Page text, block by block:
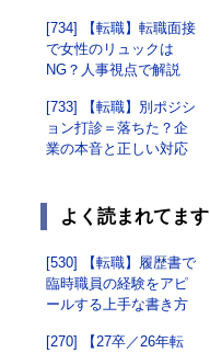
[734] 【転職】転職面接
で女性のリュックは
NG？人事視点で解説
[733] 【転職】別ポジシ
ョン打診＝落ちた？企
業の本音と正しい対応
よく読まれてます
[530] 【転職】履歴書で
臨時職員の経験をアピ
ールする上手な書き方
[270] 【27卒／26年転